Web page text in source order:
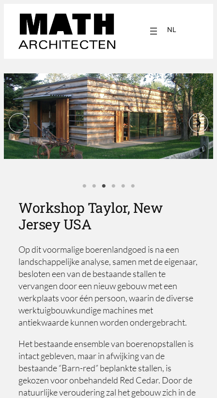
inhoud
NL
Workshop Taylor, New
Jersey USA
Op dit voormalige boerenlandgoed is na een
landschappelijke analyse, samen met de eigenaar,
besloten een van de bestaande stallen te
vervangen door een nieuw gebouw met een
werkplaats voor één persoon, waarin de diverse
werktuigbouwkundige machines met
antiekwaarde kunnen worden ondergebracht.
Het bestaande ensemble van boerenopstallen is
intact gebleven, maar in afwijking van de
bestaande “Barn-red” beplankte stallen, is
gekozen voor onbehandeld Red Cedar. Door de
natuurlijke veroudering zal het gebouw zich in de